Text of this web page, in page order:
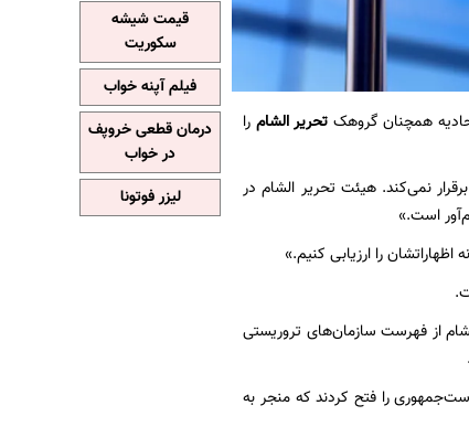
همچنان گروهک تحریر الشام را
نمی‌کند. هیئت تحریر الشام در
است.»
را ارزیابی کنیم.»
از فهرست سازمان‌های تروریستی
را فتح کردند که منجر به
قیمت شیشه
سکوریت
فیلم آپنه خواب
درمان قطعی خروپف
در خواب
لیزر فوتونا